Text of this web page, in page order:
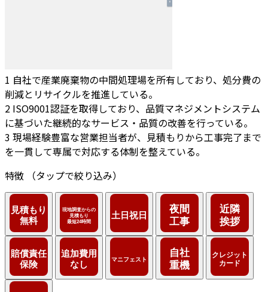
1 自社で産業廃棄物の中間処理場を所有しており、処分費の
削減とリサイクルを推進している。
2 ISO9001認証を取得しており、品質マネジメントシステム
に基づいた継続的なサービス・品質の改善を行っている。
3 現場経験豊富な営業担当者が、見積もりから工事完了まで
を一貫して専属で対応する体制を整えている。
特徴
（タップで絞り込み）